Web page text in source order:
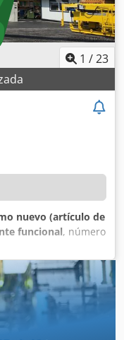
1 /23
nuevo (artículo de
funcional, número
través de la planta
Tea DETALLES
300 t/h con un
1,7 kg/dm³.
0°): 2500 t
90°): 8500 t